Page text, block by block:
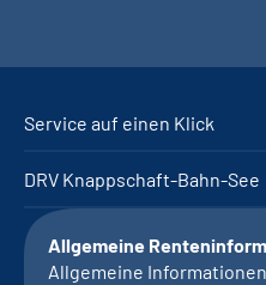
Service auf einen Klick
DRV Knappschaft-Bahn-See
Allgemeine
Allgemeine